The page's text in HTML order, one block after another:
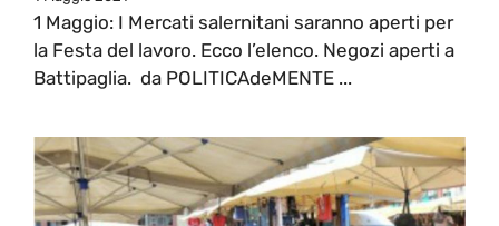
1 Maggio: I Mercati salernitani saranno aperti per
la Festa del lavoro. Ecco l’elenco. Negozi aperti a
Battipaglia. da POLITICAdeMENTE ...